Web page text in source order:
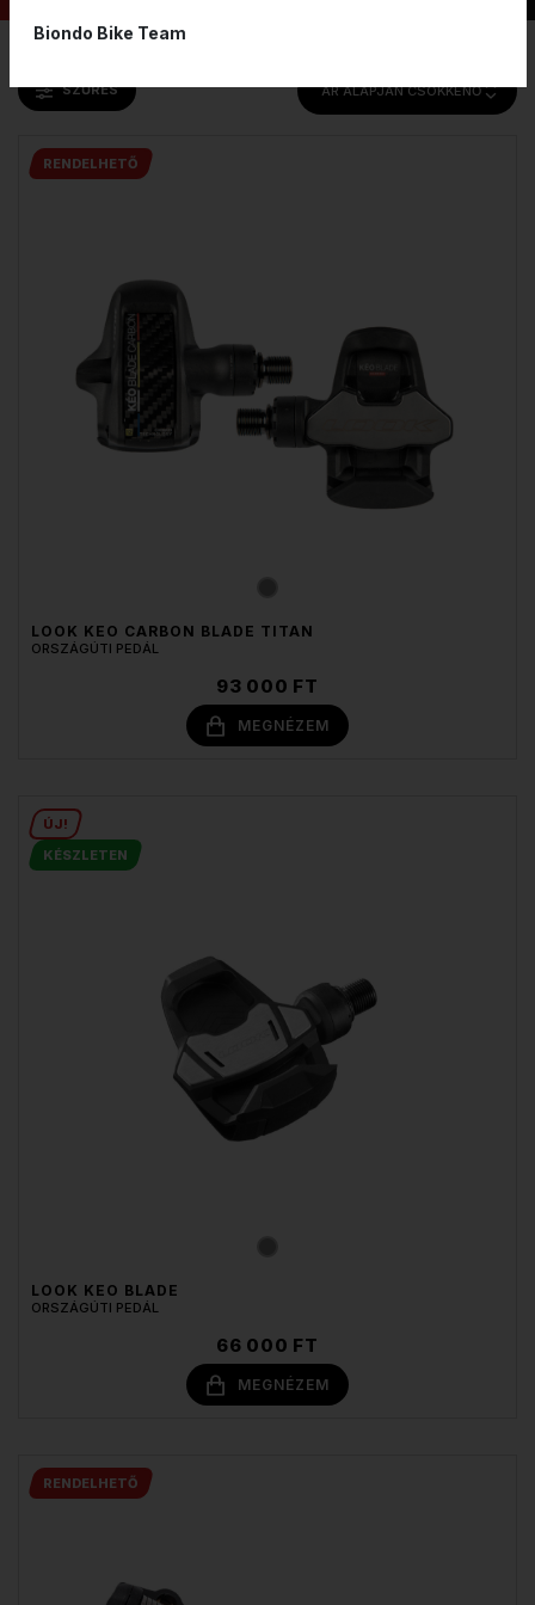
SZŰRÉS ÁR ALAPJÁN CSÖKKENŐ
RENDELHETŐ
LOOK KEO CARBON BLADE TITAN
ORSZÁGÚTI PEDÁL
93 000 FT
MEGNÉZEM
ÚJ!
KÉSZLETEN
LOOK KEO BLADE
ORSZÁGÚTI PEDÁL
66 000 FT
MEGNÉZEM
RENDELHETŐ
Biondo Bike Team